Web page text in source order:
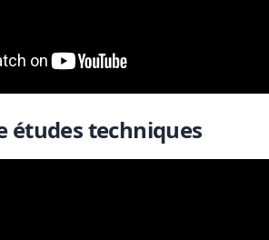
études techniques